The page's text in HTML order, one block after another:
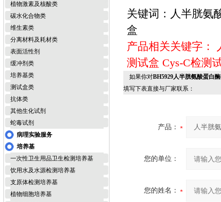
植物激素及核酸类
碳水化合物类
维生素类
分离材料及耗材类
表面活性剂
缓冲剂类
培养基类
测试盒类
抗体类
其他生化试剂
蛇毒试剂
病理实验服务
培养基
一次性卫生用品卫生检测培养基
饮用水及水源检测培养基
支原体检测培养基
植物细胞培养基
关键词：人半胱氨
盒
产品相关关键字：
测试盒 Cys-C检测
如果你对BH5929人半胱氨酸蛋白
填写下表直接与厂家联系：
产品：
您的单位：
您的姓名：